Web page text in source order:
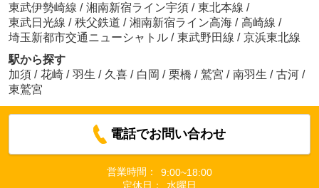
東武伊勢崎線 / 湘南新宿ライン宇須 / 東北本線 /
東武日光線 / 秩父鉄道 / 湘南新宿ライン高海 / 高崎線 /
埼玉新都市交通ニューシャトル / 東武野田線 / 京浜東北線
駅から探す
加須 / 花崎 / 羽生 / 久喜 / 白岡 / 栗橋 / 鷲宮 / 南羽生 / 古河 /
東鷲宮
電話でお問い合わせ
営業時間：
9:00~18:00
定休日：
水曜日